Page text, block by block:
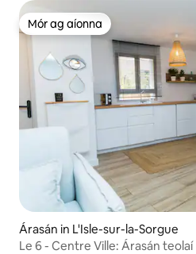
Mór ag aíonna
Mór ag aíonna
Árasán in L'Isle-sur-la-Sorgue
Le 6 - Centre Ville: Árasán teolaí